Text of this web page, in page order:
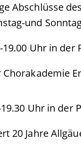
Abschlüsse
und
19.00 Uhr in
Uhr in der
20 Jahre